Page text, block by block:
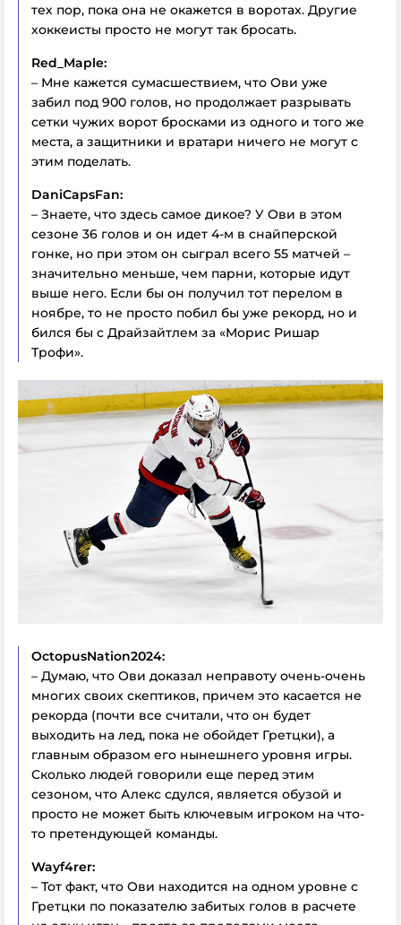
тех пор, пока она не окажется в воротах. Другие
хоккеисты просто не могут так бросать.
Red_Maple:
– Мне кажется сумасшествием, что Ови уже
забил под 900 голов, но продолжает разрывать
сетки чужих ворот бросками из одного и того же
места, а защитники и вратари ничего не могут с
этим поделать.
DaniCapsFan:
– Знаете, что здесь самое дикое? У Ови в этом
сезоне 36 голов и он идет 4-м в снайперской
гонке, но при этом он сыграл всего 55 матчей –
значительно меньше, чем парни, которые идут
выше него. Если бы он получил тот перелом в
ноябре, то не просто побил бы уже рекорд, но и
бился бы с Драйзайтлем за «Морис Ришар
Трофи».
OctopusNation2024:
– Думаю, что Ови доказал неправоту очень-очень
многих своих скептиков, причем это касается не
рекорда (почти все считали, что он будет
выходить на лед, пока не обойдет Гретцки), а
главным образом его нынешнего уровня игры.
Сколько людей говорили еще перед этим
сезоном, что Алекс сдулся, является обузой и
просто не может быть ключевым игроком на что-
то претендующей команды.
Wayf4rer:
– Тот факт, что Ови находится на одном уровне с
Гретцки по показателю забитых голов в расчете